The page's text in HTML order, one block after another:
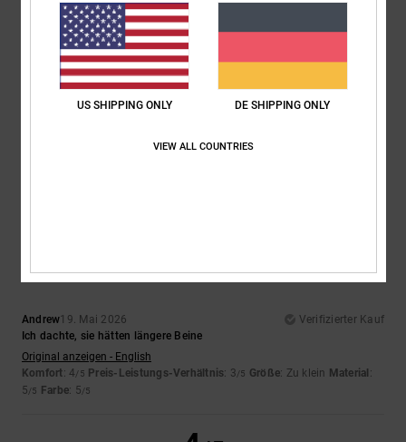
/5
1. Juli 2026
Verifizierter Kauf
Gutes Preis-Leistungs-Verhältnis
Preis-Leistungs-Verhältnis: 5/5 Größe
Andrew19. Mai 2026
Verifizierter Kauf
Ich dachte, sie hätten längere Beine
Original anzeigen - English
Komfort: 4/5 Preis-Leistungs-Verhältnis: 3/5 Größe: Zu klein Material :
5/5 Farbe: 5/5
US SHIPPING ONLY DE SHIPPING ONLY
VIEW ALL COUNTRIES